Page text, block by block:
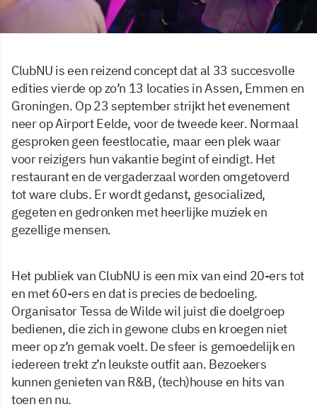
ClubNU is een reizend concept dat al 33 succesvolle
edities vierde op zo’n 13 locaties in Assen, Emmen en
Groningen. Op 23 september strijkt het evenement
neer op Airport Eelde, voor de tweede keer. Normaal
gesproken geen feestlocatie, maar een plek waar
voor reizigers hun vakantie begint of eindigt. Het
restaurant en de vergaderzaal worden omgetoverd
tot ware clubs. Er wordt gedanst, gesocialized,
gegeten en gedronken met heerlijke muziek en
gezellige mensen.
Het publiek van ClubNU is een mix van eind 20-ers tot
en met 60-ers en dat is precies de bedoeling.
Organisator Tessa de Wilde wil juist die doelgroep
bedienen, die zich in gewone clubs en kroegen niet
meer op z’n gemak voelt. De sfeer is gemoedelijk en
iedereen trekt z’n leukste outfit aan. Bezoekers
kunnen genieten van R&B, (tech)house en hits van
toen en nu.